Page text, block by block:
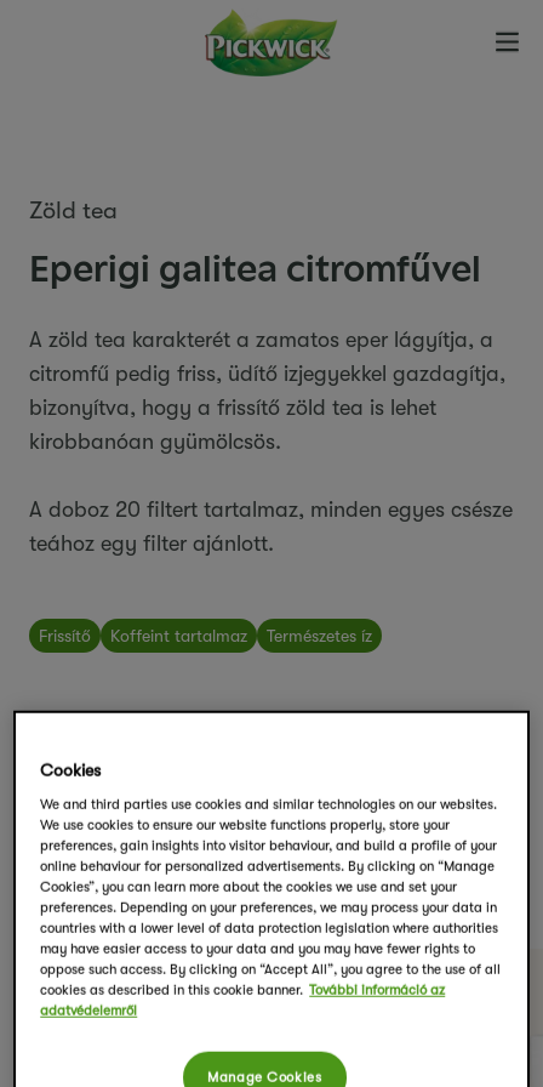
Zöld tea
Eperigi galitea citromfűvel
A zöld tea karakterét a zamatos eper lágyítja, a
citromfű pedig friss, üdítő izjegyekkel gazdagítja,
bizonyítva, hogy a frissítő zöld tea is lehet
kirobbanóan gyümölcsös.
A doboz 20 filtert tartalmaz, minden egyes csésze
teához egy filter ajánlott.
Frissítő Koffeint tartalmaz Természetes íz
Minden zöld tea termék
Cookies
We and third parties use cookies and similar technologies on our websites.
We use cookies to ensure our website functions properly, store your
preferences, gain insights into visitor behaviour, and build a profile of your
online behaviour for personalized advertisements. By clicking on “Manage
Cookies”, you can learn more about the cookies we use and set your
preferences. Depending on your preferences, we may process your data in
countries with a lower level of data protection legislation where authorities
may have easier access to your data and you may have fewer rights to
oppose such access. By clicking on “Accept All”, you agree to the use of all
cookies as described in this cookie banner. További információ az
adatvédelemről
Manage Cookies